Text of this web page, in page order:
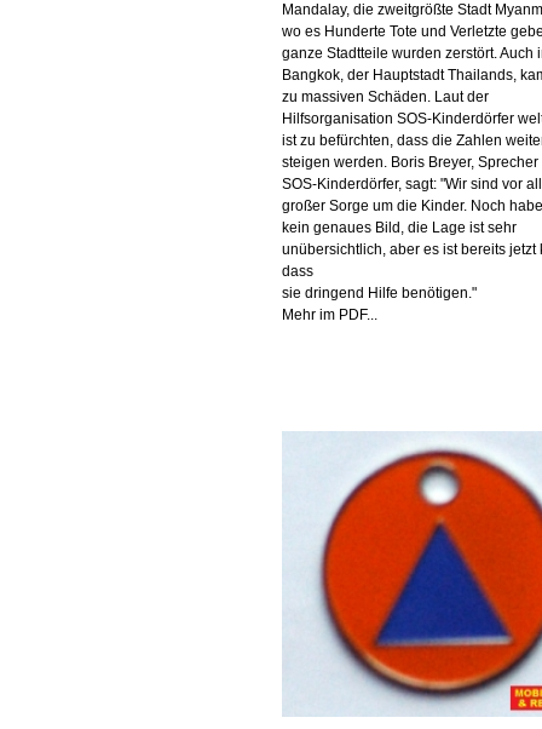
Mandalay, die zweitgrößte Stadt
wo es Hunderte Tote und Verletzte
ganze Stadtteile wurden zerstört. Auch
Bangkok, der Hauptstadt Thailands,
zu massiven Schäden. Laut der
Hilfsorganisation SOS-Kinderdörfer
ist zu befürchten, dass die Zahlen
steigen werden. Boris Breyer, Sprecher
SOS-Kinderdörfer, sagt: "Wir sind vor
großer Sorge um die Kinder. Noch
kein genaues Bild, die Lage ist sehr
unübersichtlich, aber es ist bereits jetzt
dass
sie dringend Hilfe benötigen."
Mehr im PDF...